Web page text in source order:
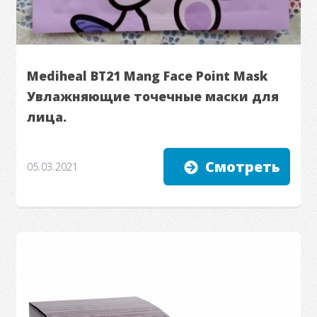
Mediheal BT21 Mang Face Point Mask
Увлажняющие точечные маски для
лица.
05.03.2021 Смотреть